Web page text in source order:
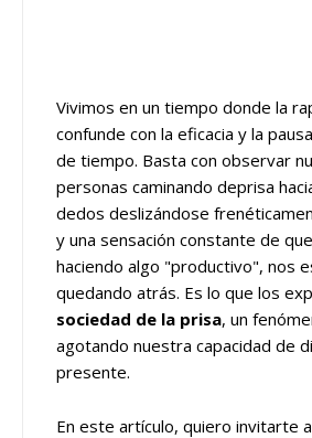
Vivimos en un tiempo donde la
confunde con la eficacia y la
de tiempo. Basta con observar
personas caminando deprisa
dedos deslizándose
y una sensación constante de
haciendo algo "productivo", nos
quedando atrás. Es lo que los
sociedad de la prisa, un
agotando nuestra capacidad de
presente.
En este artículo, quiero invitarte